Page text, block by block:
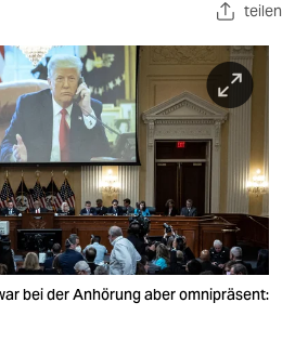
teilen
bei der Anhörung aber omnipräsent: